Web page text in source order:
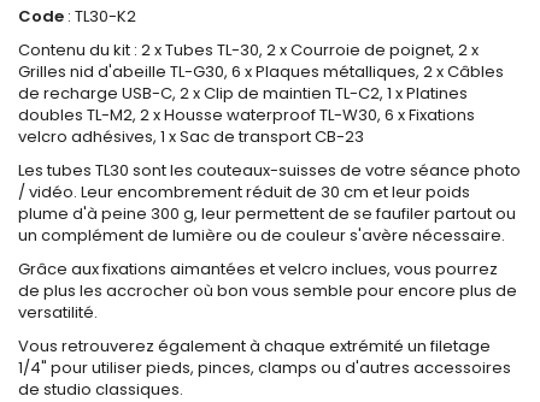
Code : TL30-K2
Contenu du kit : 2 x Tubes TL-30, 2 x Courroie de poignet, 2 x
Grilles nid d'abeille TL-G30, 6 x Plaques métalliques, 2 x Câbles
de recharge USB-C, 2 x Clip de maintien TL-C2, 1 x Platines
doubles TL-M2, 2 x Housse waterproof TL-W30, 6 x Fixations
velcro adhésives, 1 x Sac de transport CB-23
Les tubes TL30 sont les couteaux-suisses de votre séance photo
/ vidéo. Leur encombrement réduit de 30 cm et leur poids
plume d'à peine 300 g, leur permettent de se faufiler partout ou
un complément de lumière ou de couleur s'avère nécessaire.
Grâce aux fixations aimantées et velcro inclues, vous pourrez
de plus les accrocher où bon vous semble pour encore plus de
versatilité.
Vous retrouverez également à chaque extrémité un filetage
1/4" pour utiliser pieds, pinces, clamps ou d'autres accessoires
de studio classiques.